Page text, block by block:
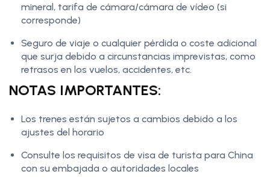
mineral, tarifa de cámara/cámara de vídeo (si
corresponde)
Seguro de viaje o cualquier pérdida o coste adicional
que surja debido a circunstancias imprevistas, como
retrasos en los vuelos, accidentes, etc.
NOTAS IMPORTANTES:
Los trenes están sujetos a cambios debido a los
ajustes del horario
Consulte los requisitos de visa de turista para China
con su embajada o autoridades locales